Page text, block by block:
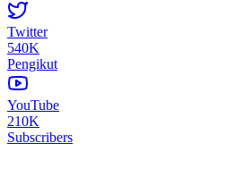
Twitter
540K
Pengikut
YouTube
210K
Subscribers